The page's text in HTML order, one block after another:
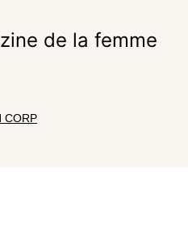
de la femme
CORP